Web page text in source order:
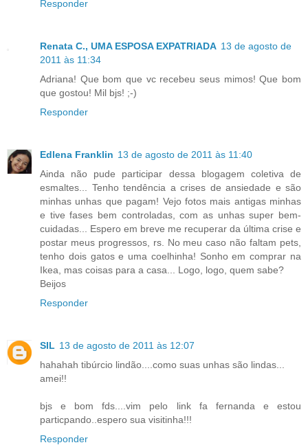
Responder
Renata C., UMA ESPOSA EXPATRIADA 13 de agosto de
2011 às 11:34
Adriana! Que bom que vc recebeu seus mimos! Que bom
que gostou! Mil bjs! ;-)
Responder
Edlena Franklin 13 de agosto de 2011 às 11:40
Ainda não pude participar dessa blogagem coletiva de
esmaltes... Tenho tendência a crises de ansiedade e são
minhas unhas que pagam! Vejo fotos mais antigas minhas
e tive fases bem controladas, com as unhas super bem-
cuidadas... Espero em breve me recuperar da última crise e
postar meus progressos, rs. No meu caso não faltam pets,
tenho dois gatos e uma coelhinha! Sonho em comprar na
Ikea, mas coisas para a casa... Logo, logo, quem sabe?
Beijos
Responder
SIL 13 de agosto de 2011 às 12:07
hahahah tibúrcio lindão....como suas unhas são lindas...
amei!!
bjs e bom fds....vim pelo link fa fernanda e estou
particpando..espero sua visitinha!!!
Responder